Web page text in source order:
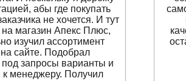
абы где покупать
не хочется. И тут
на магазин Апекс Плюс,
изучил ассортимент
сайте. Подобрал
запросы варианты и
к менеджеру. Получил